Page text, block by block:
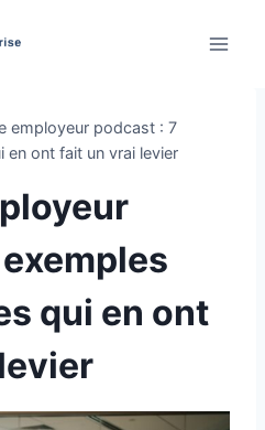
employeur podcast : 7
en ont fait un vrai levier
qui en ont